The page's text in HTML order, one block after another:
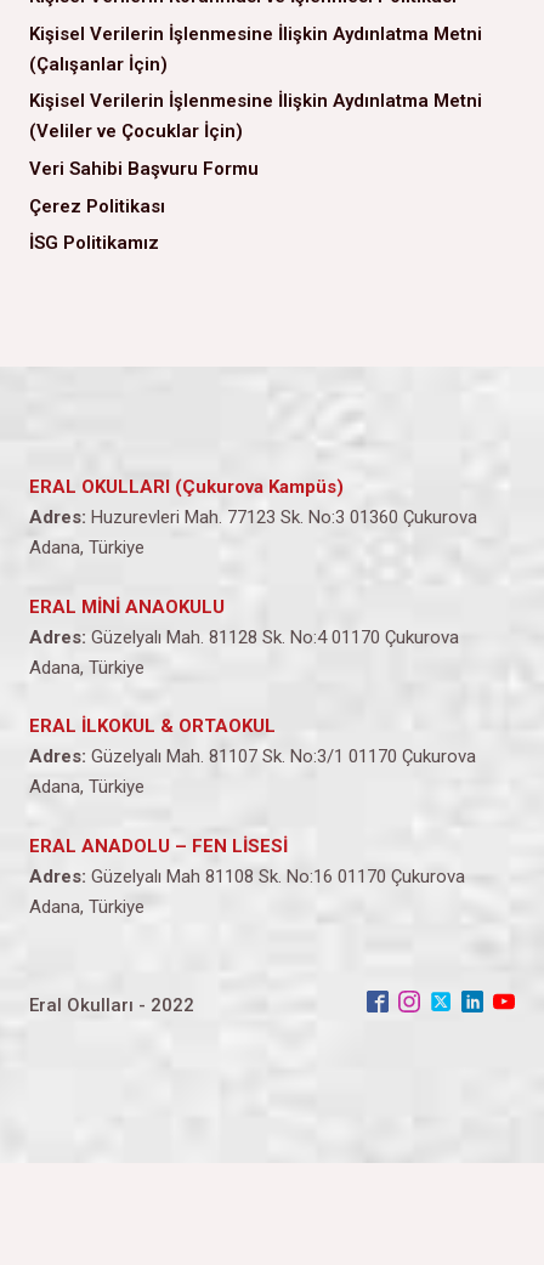
Kişisel Verilerin İşlenmesine İlişkin Aydınlatma Metni
(Çalışanlar İçin)
Kişisel Verilerin İşlenmesine İlişkin Aydınlatma Metni
(Veliler ve Çocuklar İçin)
Veri Sahibi Başvuru Formu
Çerez Politikası
İSG Politikamız
ERAL OKULLARI (Çukurova Kampüs)
Adres: Huzurevleri Mah. 77123 Sk. No:3 01360 Çukurova
Adana, Türkiye
ERAL MİNİ ANAOKULU
Adres: Güzelyalı Mah. 81128 Sk. No:4 01170 Çukurova
Adana, Türkiye
ERAL İLKOKUL & ORTAOKUL
Adres: Güzelyalı Mah. 81107 Sk. No:3/1 01170 Çukurova
Adana, Türkiye
ERAL ANADOLU – FEN LİSESİ
Adres: Güzelyalı Mah 81108 Sk. No:16 01170 Çukurova
Adana, Türkiye
Eral Okulları - 2022